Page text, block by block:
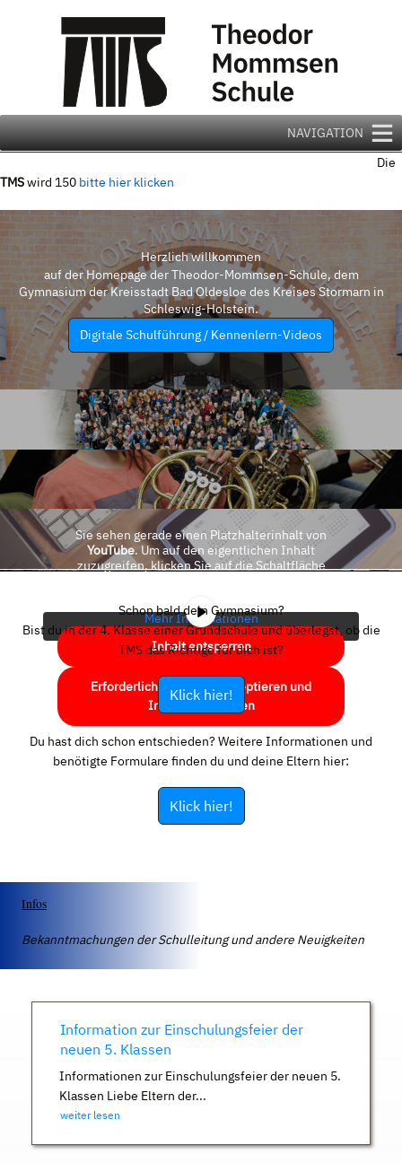
NAVIGATION
Die
TMSwird 150 bitte hier klicken
Herzlich willkommen
auf der Homepage der Theodor-Mommsen-Schule, dem
Gymnasium der Kreisstadt Bad Oldesloe des Kreises Stormarn in
Schleswig-Holstein.
Digitale Schulführung / Kennenlern-Videos
Sie sehen gerade einen Platzhalterinhalt von
YouTube. Um auf den eigentlichen Inhalt
zuzugreifen, klicken Sie auf die Schaltfläche
Mehr Informationen
Inhalt entsperren
Erforderlichen Service akzeptieren und
Inhalte entsperren
Schon bald dein Gymnasium?
Bist du in der 4. Klasse einer Grundschule und überlegst, ob die
TMS das Richtige für dich ist?
Klick hier!
Du hast dich schon entschieden? Weitere Informationen und
benötigte Formulare finden du und deine Eltern hier:
Klick hier!
Infos
Bekanntmachungen der Schulleitung und andere Neuigkeiten
Information zur Einschulungsfeier der
neuen 5. Klassen
Informationen zur Einschulungsfeier der neuen 5.
Klassen Liebe Eltern der...
weiter lesen